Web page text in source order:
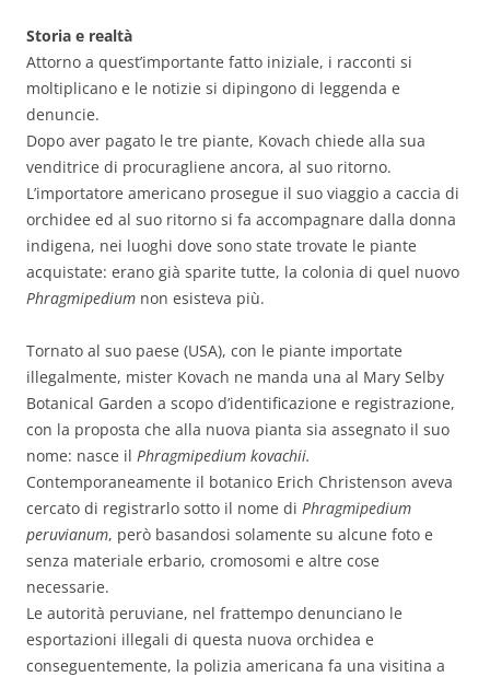
Storia e realtà
Attorno a quest’importante fatto iniziale, i racconti si
moltiplicano e le notizie si dipingono di leggenda e
denuncie.
Dopo aver pagato le tre piante, Kovach chiede alla sua
venditrice di procuragliene ancora, al suo ritorno.
L’importatore americano prosegue il suo viaggio a caccia di
orchidee ed al suo ritorno si fa accompagnare dalla donna
indigena, nei luoghi dove sono state trovate le piante
acquistate: erano già sparite tutte, la colonia di quel nuovo
Phragmipedium non esisteva più.
Tornato al suo paese (USA), con le piante importate
illegalmente, mister Kovach ne manda una al Mary Selby
Botanical Garden a scopo d’identificazione e registrazione,
con la proposta che alla nuova pianta sia assegnato il suo
nome: nasce il Phragmipedium kovachii.
Contemporaneamente il botanico Erich Christenson aveva
cercato di registrarlo sotto il nome di Phragmipedium
peruvianum, però basandosi solamente su alcune foto e
senza materiale erbario, cromosomi e altre cose
necessarie.
Le autorità peruviane, nel frattempo denunciano le
esportazioni illegali di questa nuova orchidea e
conseguentemente, la polizia americana fa una visitina a